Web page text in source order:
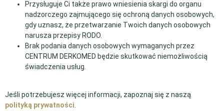
Przysługuje Ci także prawo wniesienia skargi do organu
nadzorczego zajmującego się ochroną danych osobowych,
gdy uznasz, że przetwarzanie Twoich danych osobowych
narusza przepisy RODO.
Brak podania danych osobowych wymaganych przez
CENTRUM DERKOMED będzie skutkować niemożliwością
świadczenia usług.
Jeśli potrzebujesz więcej informacji, zapoznaj się z naszą
polityką prywatności.